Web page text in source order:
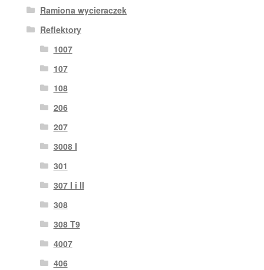
Ramiona wycieraczek
Reflektory
1007
107
108
206
207
3008 I
301
307 I i II
308
308 T9
4007
406